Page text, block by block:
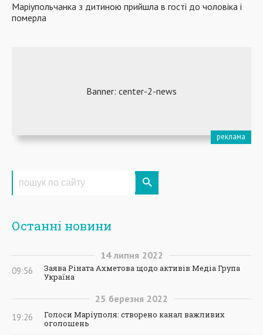
Маріупольчанка з дитиною прийшла в гості до чоловіка і
померла
Останні новини
14 липня 2022
09:56
Заява Ріната Ахметова щодо активів Медіа Група
Україна
25 березня 2022
19:26
Голоси Маріуполя: створено канал важливих
оголошень